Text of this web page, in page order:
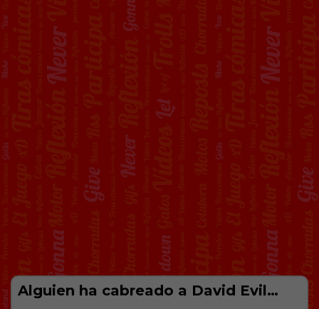
Alguien ha cabreado a David Evil…